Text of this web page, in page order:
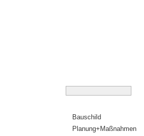
Bauschild
Planung+Maßnahmen